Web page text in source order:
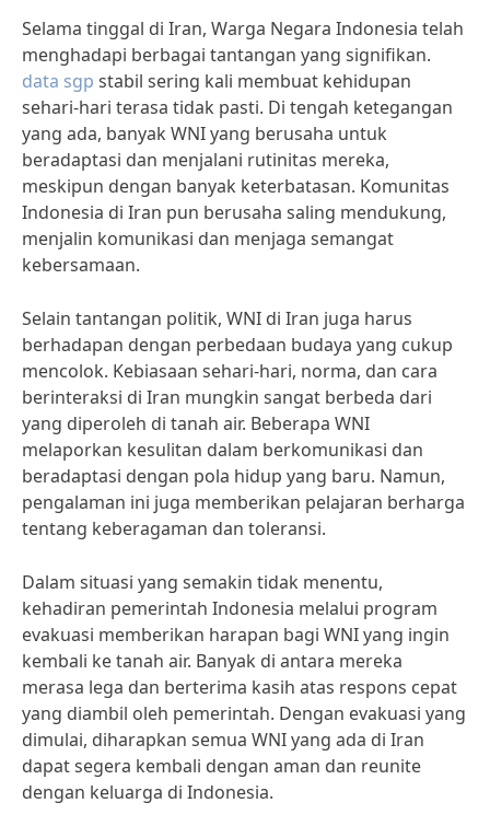
Selama tinggal di Iran, Warga Negara Indonesia telah
menghadapi berbagai tantangan yang signifikan.
data sgp stabil sering kali membuat kehidupan
sehari-hari terasa tidak pasti. Di tengah ketegangan
yang ada, banyak WNI yang berusaha untuk
beradaptasi dan menjalani rutinitas mereka,
meskipun dengan banyak keterbatasan. Komunitas
Indonesia di Iran pun berusaha saling mendukung,
menjalin komunikasi dan menjaga semangat
kebersamaan.
Selain tantangan politik, WNI di Iran juga harus
berhadapan dengan perbedaan budaya yang cukup
mencolok. Kebiasaan sehari-hari, norma, dan cara
berinteraksi di Iran mungkin sangat berbeda dari
yang diperoleh di tanah air. Beberapa WNI
melaporkan kesulitan dalam berkomunikasi dan
beradaptasi dengan pola hidup yang baru. Namun,
pengalaman ini juga memberikan pelajaran berharga
tentang keberagaman dan toleransi.
Dalam situasi yang semakin tidak menentu,
kehadiran pemerintah Indonesia melalui program
evakuasi memberikan harapan bagi WNI yang ingin
kembali ke tanah air. Banyak di antara mereka
merasa lega dan berterima kasih atas respons cepat
yang diambil oleh pemerintah. Dengan evakuasi yang
dimulai, diharapkan semua WNI yang ada di Iran
dapat segera kembali dengan aman dan reunite
dengan keluarga di Indonesia.